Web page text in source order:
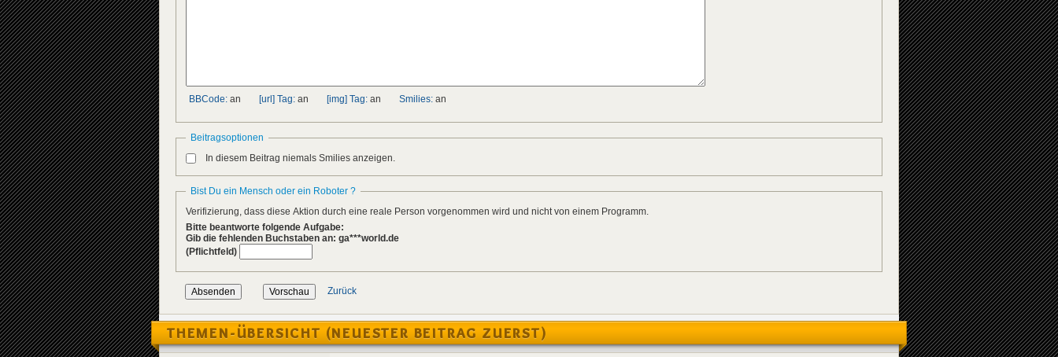
BBCode: an [url] Tag: an [img] Tag: an Smilies: an
Beitragsoptionen
In diesem Beitrag niemals Smilies anzeigen.
Bist Du ein Mensch oder ein Roboter ?
Verifizierung, dass diese Aktion durch eine reale Person vorgenommen wird und nicht von einem Programm.
Bitte beantworte folgende Aufgabe:
Gib die fehlenden Buchstaben an: ga***world.de
(Pflichtfeld)
Zurück
THEMEN-ÜBERSICHT (NEUESTER BEITRAG ZUERST)